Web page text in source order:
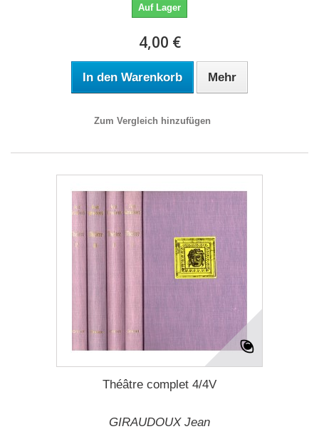
Auf Lager
4,00 €
In den Warenkorb Mehr
Zum Vergleich hinzufügen
Théâtre complet 4/4V
GIRAUDOUX Jean